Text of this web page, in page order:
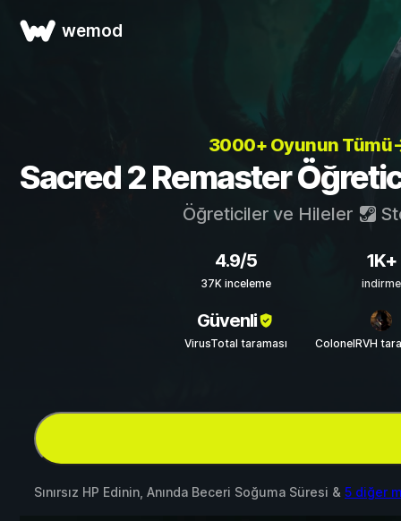
wemod
3000+ Oyunun
Sacred 2 Remaster
Öğreticiler ve Hileler
4.9/5
37K inceleme
1K+
indirme
Güvenli
VirusTotal taraması ColonelRVH
Sınırsız HP Edinin, Anında Beceri Soğuma Süresi & 5 diğer